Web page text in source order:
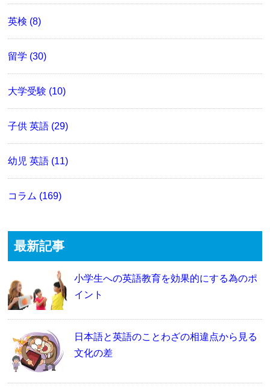
英検 (8)
留学 (30)
大学受験 (10)
子供 英語 (29)
幼児 英語 (11)
コラム (169)
最新記事
小学生への英語教育を効果的にする為のポ
イント
日本語と英語のことわざの相違点から見る
文化の差